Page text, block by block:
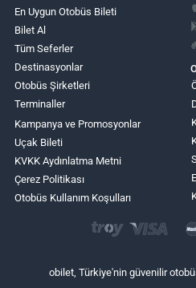
En Uygun Otobüs Bileti
Bilet Al
Tüm Seferler
Destinasyonlar
Otobüs Şirketleri
Terminaller
Kampanya ve Promosyonlar
Uçak Bileti
KVKK Aydınlatma Metni
Çerez Politikası
Otobüs Kullanım Koşulları
obilet, Türkiye'nin güvenilir